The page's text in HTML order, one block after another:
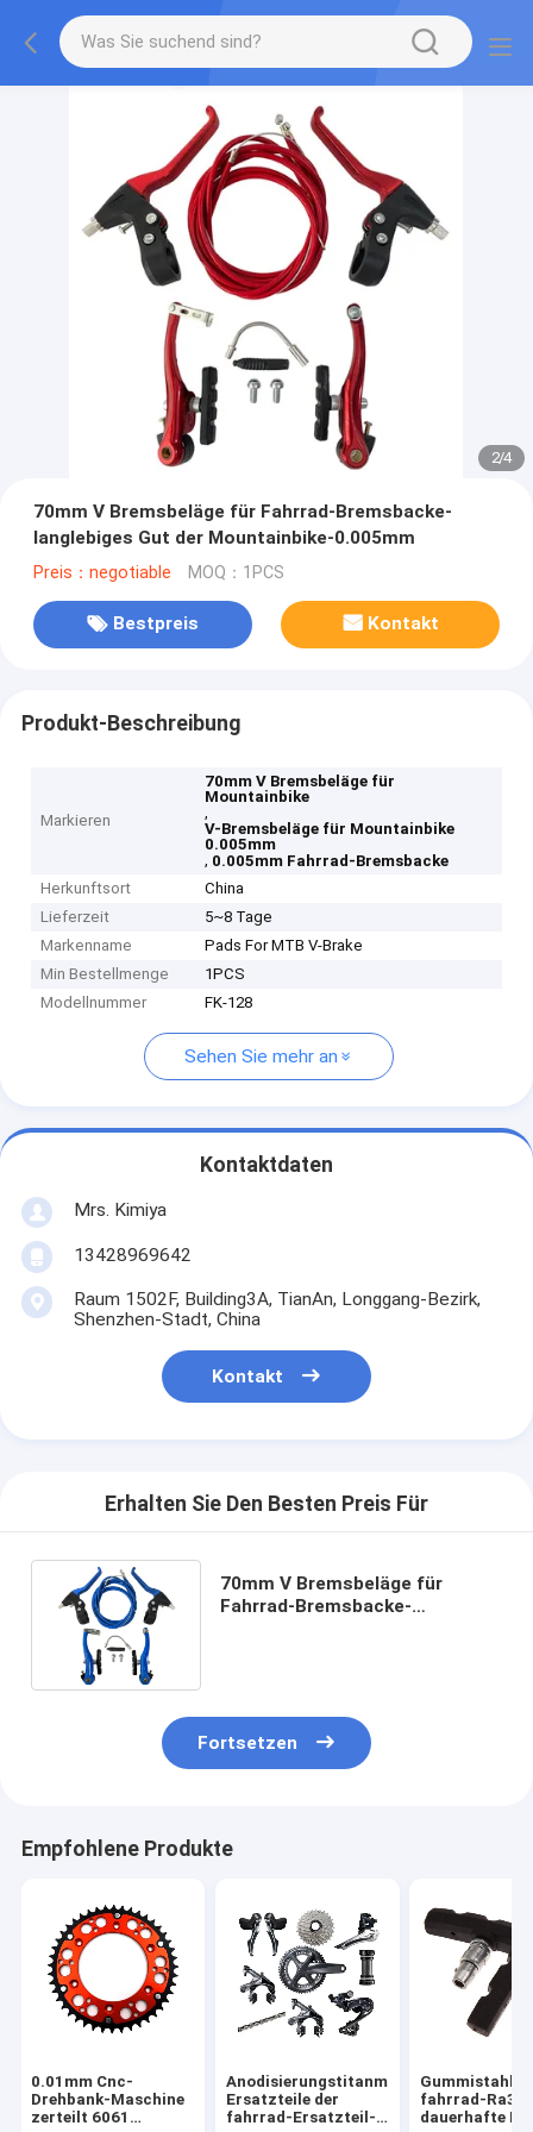
2/4
70mm V Bremsbeläge für Fahrrad-Bremsbacke-
langlebiges Gut der Mountainbike-0.005mm
Preis：negotiable MOQ：1PCS
Bestpreis Kontakt
Produkt-Beschreibung
Markieren
70mm V Bremsbeläge für
Mountainbike
,
V-Bremsbeläge für Mountainbike
0.005mm
, 0.005mm Fahrrad-Bremsbacke
Herkunftsort
China
Lieferzeit
5~8 Tage
Markenname
Pads For MTB V-Brake
Min Bestellmenge
1PCS
Modellnummer
FK-128
Sehen Sie mehr an
Kontaktdaten
Mrs. Kimiya
13428969642
Raum 1502F, Building3A, TianAn, Longgang-Bezirk,
Shenzhen-Stadt, China
Kontakt
Erhalten Sie Den Besten Preis Für
70mm V Bremsbeläge für
Fahrrad-Bremsbacke-
Fortsetzen
Empfohlene Produkte
0.01mm Cnc-
Drehbank-Maschine
zerteilt 6061
Anodisierungstitanmountainbike-
Ersatzteile der
fahrrad-Ersatzteil-
fahrrad-Ra3.2
dauerhafte